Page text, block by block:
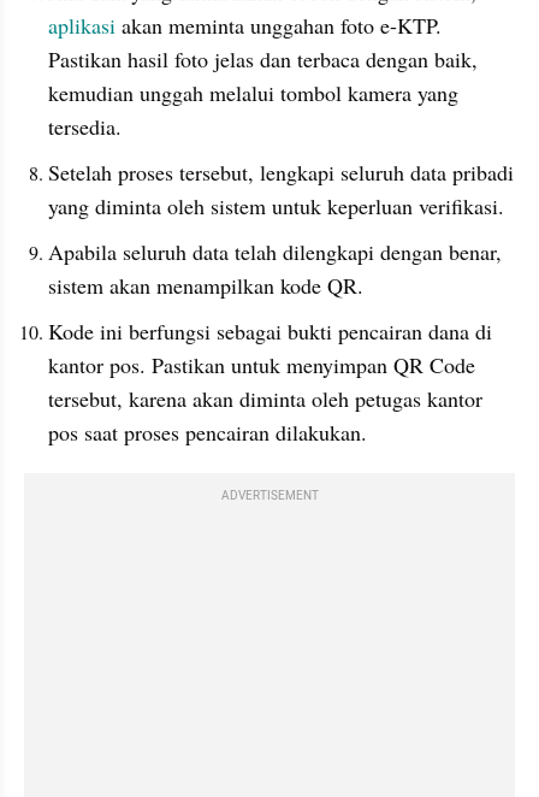
aplikasi akan meminta unggahan foto e-KTP.
Pastikan hasil foto jelas dan terbaca dengan baik,
kemudian unggah melalui tombol kamera yang
tersedia.
Setelah proses tersebut, lengkapi seluruh data pribadi
yang diminta oleh sistem untuk keperluan verifikasi.
Apabila seluruh data telah dilengkapi dengan benar,
sistem akan menampilkan kode QR.
Kode ini berfungsi sebagai bukti pencairan dana di
kantor pos. Pastikan untuk menyimpan QR Code
tersebut, karena akan diminta oleh petugas kantor
pos saat proses pencairan dilakukan.
ADVERTISEMENT